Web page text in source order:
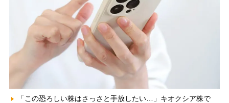
「この恐ろしい株はさっさと手放したい…」キオクシア株で